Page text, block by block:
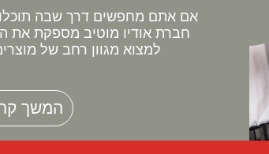
אם אתם מחפשים דרך שבה
חברת אודיו מוטיב מספקת את
למצוא מגוון רחב של
המשך